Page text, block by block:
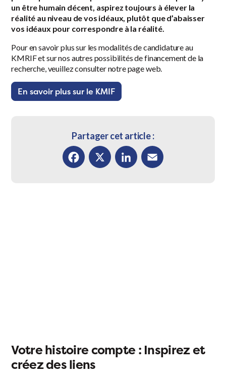
un être humain décent, aspirez toujours à élever la
réalité au niveau de vos idéaux, plutôt que d’abaisser
vos idéaux pour correspondre à la réalité.
Pour en savoir plus sur les modalités de candidature au
KMRIF et sur nos autres possibilités de financement de la
recherche, veuillez consulter notre page web.
En savoir plus sur le KMIF
Partager cet article :
Votre histoire compte : Inspirez et
créez des liens